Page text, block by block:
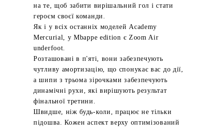
на те, щоб забити вирішальний гол і стати
героєм своєї команди.
Як і у всіх останніх моделей Academy
Mercurial, у Mbappe edition є Zoom Air
underfoot.
Розташовані в п'яті, вони забезпечують
чутливу амортизацію, що спонукає вас до дії,
а шипи з трьома зірочками забезпечують
динамічні рухи, які вирішують результат
фінальної третини.
Швидше, ніж будь-коли, працює не тільки
підошва. Кожен аспект верху оптимізований